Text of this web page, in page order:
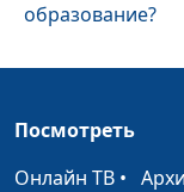
образование?
Мужские
Посмотреть
Онлайн ТВ •